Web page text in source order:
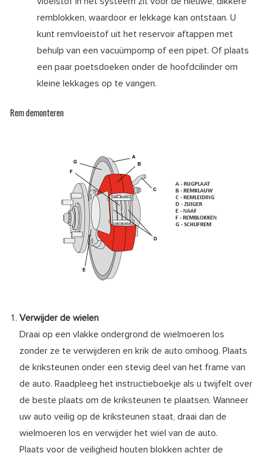
remblokken, waardoor er lekkage kan ontstaan. U
kunt remvloeistof uit het reservoir aftappen met
behulp van een vacuümpomp of een pipet. Of plaats
een paar poetsdoeken onder de hoofdcilinder om
kleine lekkages op te vangen.
Rem demonteren
Verwijder de wielen
Draai op een vlakke ondergrond de wielmoeren los
zonder ze te verwijderen en krik de auto omhoog. Plaats
de kriksteunen onder een stevig deel van het frame van
de auto. Raadpleeg het instructieboekje als u twijfelt over
de beste plaats om de kriksteunen te plaatsen. Wanneer
uw auto veilig op de kriksteunen staat, draai dan de
wielmoeren los en verwijder het wiel van de auto.
Plaats voor de veiligheid houten blokken achter de